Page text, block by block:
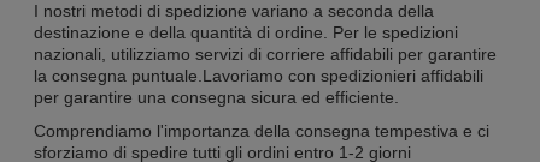
I nostri metodi di spedizione variano a seconda della
destinazione e della quantità di ordine. Per le spedizioni
nazionali, utilizziamo servizi di corriere affidabili per garantire
la consegna puntuale.Lavoriamo con spedizionieri affidabili
per garantire una consegna sicura ed efficiente.
Comprendiamo l'importanza della consegna tempestiva e ci
sforziamo di spedire tutti gli ordini entro 1-2 giorni